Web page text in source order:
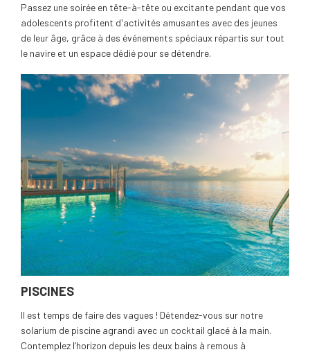
Passez une soirée en tête-à-tête ou excitante pendant que vos
adolescents profitent d'activités amusantes avec des jeunes
de leur âge, grâce à des événements spéciaux répartis sur tout
le navire et un espace dédié pour se détendre.
PISCINES
Il est temps de faire des vagues ! Détendez-vous sur notre
solarium de piscine agrandi avec un cocktail glacé à la main.
Contemplez l’horizon depuis les deux bains à remous à